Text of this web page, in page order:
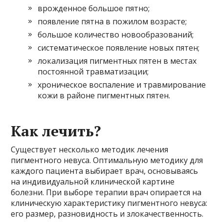
врожденное большое пятно;
появление пятна в пожилом возрасте;
большое количество новообразований;
систематическое появление новых пятен;
локализация пигментных пятен в местах
постоянной травматизации;
хроническое воспаление и травмирование
кожи в районе пигментных пятен.
Как лечить?
Существует несколько методик лечения
пигментного невуса. Оптимальную методику для
каждого пациента выбирает врач, основываясь
на индивидуальной клинической картине
болезни. При выборе терапии врач опирается на
клиническую характеристику пигментного невуса:
его размер, разновидность и злокачественность.